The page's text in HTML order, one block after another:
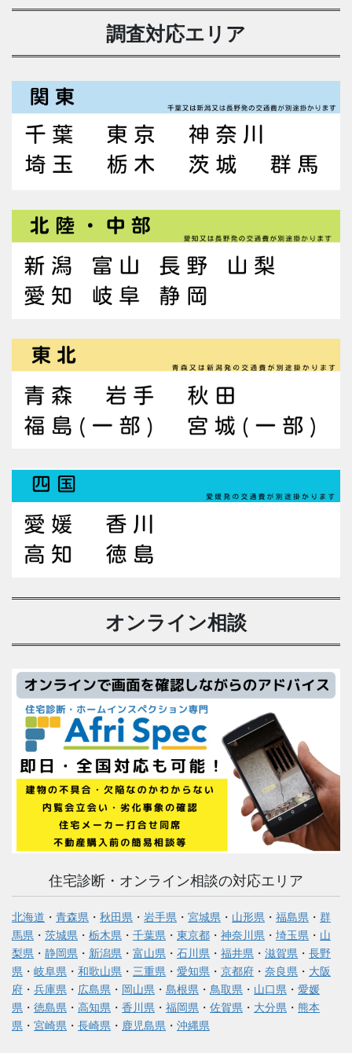
調査対応エリア
オンライン相談
住宅診断・オンライン相談の対応エリア
北海道 ・ 青森県 ・ 秋田県 ・ 岩手県 ・ 宮城県 ・ 山形県 ・ 福島県 ・ 群
馬県 ・ 茨城県 ・ 栃木県 ・ 千葉県 ・ 東京都 ・ 神奈川県 ・ 埼玉県 ・ 山
梨県 ・ 静岡県 ・ 新潟県 ・ 富山県 ・ 石川県 ・ 福井県 ・ 滋賀県 ・ 長野
県 ・ 岐阜県 ・ 和歌山県 ・ 三重県 ・ 愛知県 ・ 京都府 ・ 奈良県 ・ 大阪
府 ・ 兵庫県 ・ 広島県 ・ 岡山県 ・ 島根県 ・ 鳥取県 ・ 山口県 ・ 愛媛
県 ・ 徳島県 ・ 高知県 ・ 香川県 ・ 福岡県 ・ 佐賀県 ・ 大分県 ・ 熊本
県 ・ 宮崎県 ・ 長崎県 ・ 鹿児島県 ・ 沖縄県